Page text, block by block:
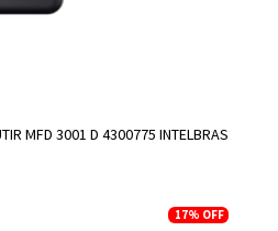
MFD 3001 D 4300775 INTELBRAS
17% OFF